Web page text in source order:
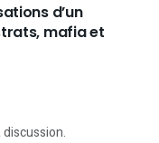
d’un
mafia et